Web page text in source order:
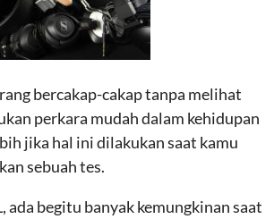
bercakap-cakap tanpa melihat
perkara mudah dalam kehidupan
jika hal ini dilakukan saat kamu
sebuah tes.
ada begitu banyak kemungkinan saat